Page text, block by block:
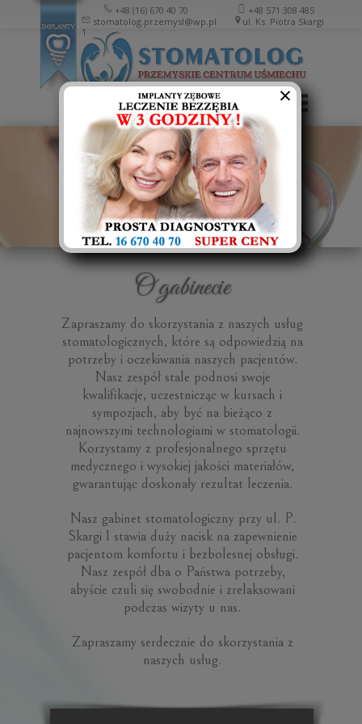
+48 (16) 670 40 70
+48 571 308 485
stomatolog.przemysl@wp.pl
ul. Ks. Piotra Skargi
1
O gabinecie
Zapraszamy do skorzystania z naszych usług
stomatologicznych, które są odpowiedzią na
potrzeby i oczekiwania naszych pacjentów.
Nasz zespół stale podnosi swoje
kwalifikacje, uczestnicząc w kursach i
sympozjach, aby być na bieżąco z
najnowszymi technologiami w stomatologii.
Korzystamy z profesjonalnego sprzętu
medycznego i wysokiej jakości materiałów,
gwarantując doskonały rezultat leczenia.
Nasz gabinet stomatologiczny przy ul. P.
Skargi 1 stawia duży nacisk na zapewnienie
pacjentom komfortu i bezbolesnej obsługi.
Nasz zespół dba o Państwa potrzeby,
abyście czuli się swobodnie i zrelaksowani
podczas wizyty u nas.
Zapraszamy serdecznie do skorzystania z
naszych usług.